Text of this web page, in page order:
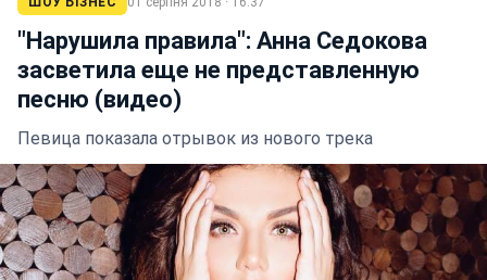
"Нарушила правила": Анна Седокова
засветила еще не представленную
песню (видео)
Певица показала отрывок из нового трека